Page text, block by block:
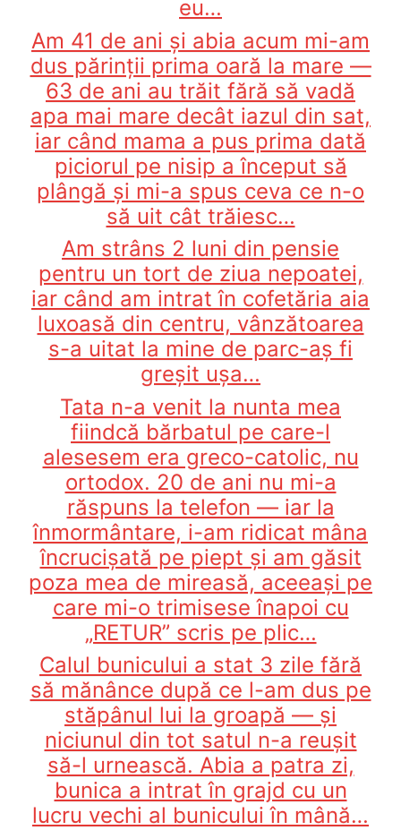
eu…
Am 41 de ani și abia acum mi-am
dus părinții prima oară la mare —
63 de ani au trăit fără să vadă
apa mai mare decât iazul din sat,
iar când mama a pus prima dată
piciorul pe nisip a început să
plângă și mi-a spus ceva ce n-o
să uit cât trăiesc…
Am strâns 2 luni din pensie
pentru un tort de ziua nepoatei,
iar când am intrat în cofetăria aia
luxoasă din centru, vânzătoarea
s-a uitat la mine de parc-aș fi
greșit ușa…
Tata n-a venit la nunta mea
fiindcă bărbatul pe care-l
alesesem era greco-catolic, nu
ortodox. 20 de ani nu mi-a
răspuns la telefon — iar la
înmormântare, i-am ridicat mâna
încrucișată pe piept și am găsit
poza mea de mireasă, aceeași pe
care mi-o trimisese înapoi cu
„RETUR” scris pe plic…
Calul bunicului a stat 3 zile fără
să mănânce după ce l-am dus pe
stăpânul lui la groapă — și
niciunul din tot satul n-a reușit
să-l urnească. Abia a patra zi,
bunica a intrat în grajd cu un
lucru vechi al bunicului în mână…